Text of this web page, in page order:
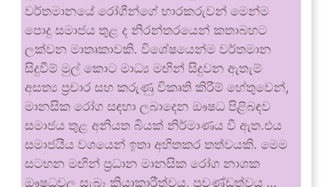
වර්තමානයේ රෝගීන්ගේ භාරකරුවන් මෙන්ම
පොදු සමාජය තුළ ද නිරන්තරයෙන් කතාබහට
ලක්වන මාතෘකාවකි. විශේෂයෙන්ම වර්තමාන
සිදුවීම් මුල් කොට මාධ්‍ය මඟින් සිදුවන ඇතැම්
අසත්‍ය ප්‍රචාර සහ කරුණු විකෘති කිරීම් හේතුවෙන්,
මානසික රෝග සඳහා ලබාදෙන ඖෂධ පිළිබඳව
සමාජය තුළ අනියත බියක් නිර්මාණය වී ඇත.එය
සමාජයීය වශයෙන් ඉතා අහිතකර තත්වයකි. මෙම
සටහන මඟින් ප්‍රධාන මානසික රෝග නාශක
ඖෂධවල සැබෑ ක්‍රියාකාරීත්වය, ප්‍රචණ්ඩත්වය …